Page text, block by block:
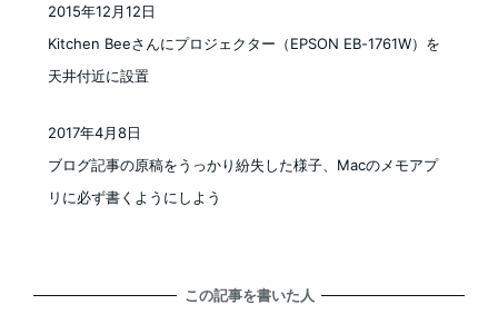
Kitchen Beeさんにプロジェクター（EPSON EB-1761W）を
天井付近に設置
投稿日
2015年12月12日
ブログ記事の原稿をうっかり紛失した様子、Macのメモアプ
リに必ず書くようにしよう
2017年4月8日
この記事を書いた人